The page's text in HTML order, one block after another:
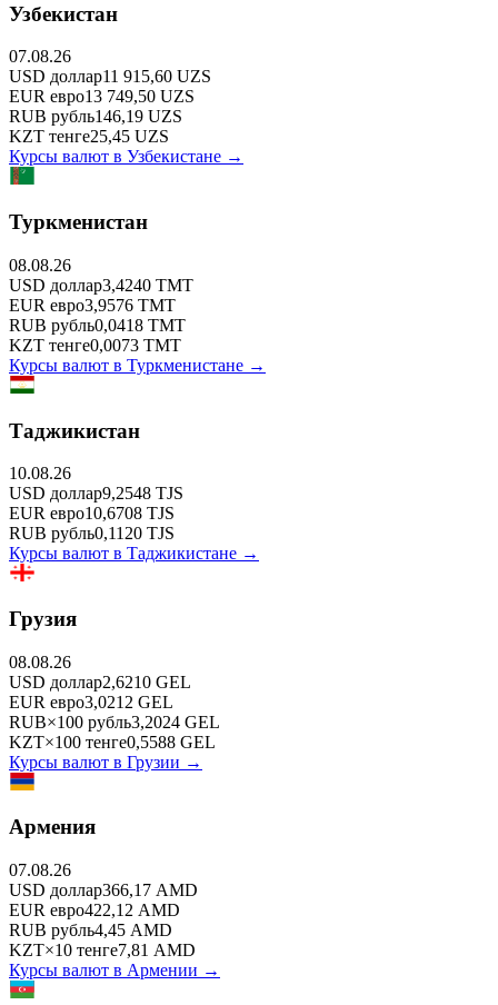
Узбекистан
07.08.26
USD доллар11 915,60 UZS
EUR евро13 749,50 UZS
RUB рубль146,19 UZS
KZT тенге25,45 UZS
Курсы валют в Узбекистане →
Туркменистан
08.08.26
USD доллар3,4240 TMT
EUR евро3,9576 TMT
RUB рубль0,0418 TMT
KZT тенге0,0073 TMT
Курсы валют в Туркменистане →
Таджикистан
10.08.26
USD доллар9,2548 TJS
EUR евро10,6708 TJS
RUB рубль0,1120 TJS
Курсы валют в Таджикистане →
Грузия
08.08.26
USD доллар2,6210 GEL
EUR евро3,0212 GEL
RUB×100 рубль3,2024 GEL
KZT×100 тенге0,5588 GEL
Курсы валют в Грузии →
Армения
07.08.26
USD доллар366,17 AMD
EUR евро422,12 AMD
RUB рубль4,45 AMD
KZT×10 тенге7,81 AMD
Курсы валют в Армении →